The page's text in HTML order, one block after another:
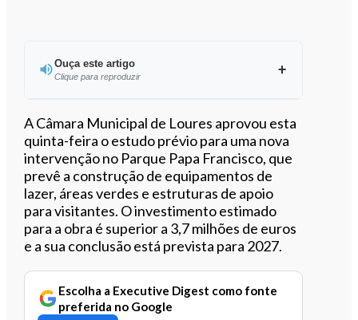
Ouça este artigo
Clique para reproduzir
Ouvir este artigo
A Câmara Municipal de Loures aprovou esta
quinta-feira o estudo prévio para uma nova
intervenção no Parque Papa Francisco, que
prevê a construção de equipamentos de
lazer, áreas verdes e estruturas de apoio
para visitantes. O investimento estimado
para a obra é superior a 3,7 milhões de euros
e a sua conclusão está prevista para 2027.
Escolha a Executive Digest como fonte
preferida no Google